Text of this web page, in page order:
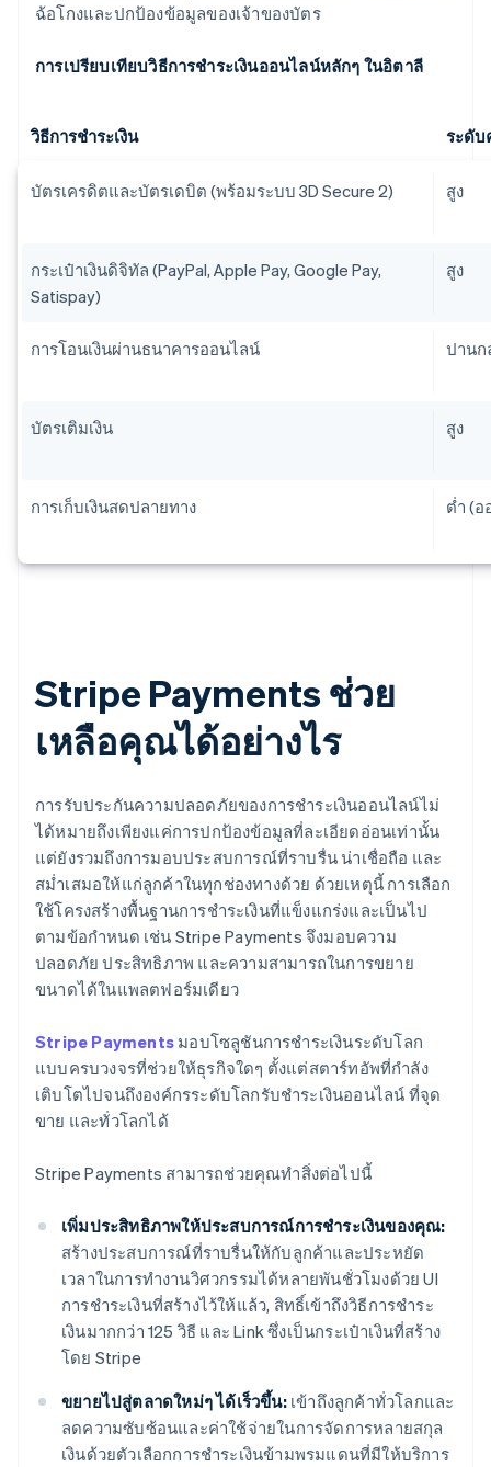
ฉ้อโกงและปกป้องข้อมูลของเจ้าของบัตร
การเปรียบเทียบวิธีการชำระเงินออนไลน์หลักๆ ในอิตาลี
วิธีการชำระเงิน ระดับ
บัตรเครดิตและบัตรเดบิต (พร้อมระบบ 3D Secure 2) สูง
กระเป๋าเงินดิจิทัล (PayPal, Apple Pay, Google Pay,
Satispay)
สูง
การโอนเงินผ่านธนาคารออนไลน์ ปานก
บัตรเติมเงิน สูง
การเก็บเงินสดปลายทาง ต่ำ (
Stripe Payments ช่วย
เหลือคุณได้อย่างไร
การรับประกันความปลอดภัยของการชำระเงินออนไลน์ไม่
ได้หมายถึงเพียงแค่การปกป้องข้อมูลที่ละเอียดอ่อนเท่านั้น
แต่ยังรวมถึงการมอบประสบการณ์ที่ราบรื่น น่าเชื่อถือ และ
สม่ำเสมอให้แก่ลูกค้าในทุกช่องทางด้วย ด้วยเหตุนี้ การเลือก
ใช้โครงสร้างพื้นฐานการชำระเงินที่แข็งแกร่งและเป็นไป
ตามข้อกำหนด เช่น Stripe Payments จึงมอบความ
ปลอดภัย ประสิทธิภาพ และความสามารถในการขยาย
ขนาดได้ในแพลตฟอร์มเดียว
Stripe Payments มอบโซลูชันการชำระเงินระดับโลก
แบบครบวงจรที่ช่วยให้ธุรกิจใดๆ ตั้งแต่สตาร์ทอัพที่กำลัง
เติบโตไปจนถึงองค์กรระดับโลกรับชำระเงินออนไลน์ ที่จุด
ขาย และทั่วโลกได้
Stripe Payments สามารถช่วยคุณทำสิ่งต่อไปนี้
เพิ่มประสิทธิภาพให้ประสบการณ์การชำระเงินของคุณ:
สร้างประสบการณ์ที่ราบรื่นให้กับลูกค้าและประหยัด
เวลาในการทำงานวิศวกรรมได้หลายพันชั่วโมงด้วย UI
การชำระเงินที่สร้างไว้ให้แล้ว, สิทธิ์เข้าถึงวิธีการชำระ
เงินมากกว่า 125 วิธี และ Link ซึ่งเป็นกระเป๋าเงินที่สร้าง
โดย Stripe
ขยายไปสู่ตลาดใหม่ๆ ได้เร็วขึ้น:เข้าถึงลูกค้าทั่วโลกและ
ลดความซับซ้อนและค่าใช้จ่ายในการจัดการหลายสกุล
เงินด้วยตัวเลือกการชำระเงินข้ามพรมแดนที่มีให้บริการ